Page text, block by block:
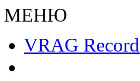
МЕНЮ
VRAG